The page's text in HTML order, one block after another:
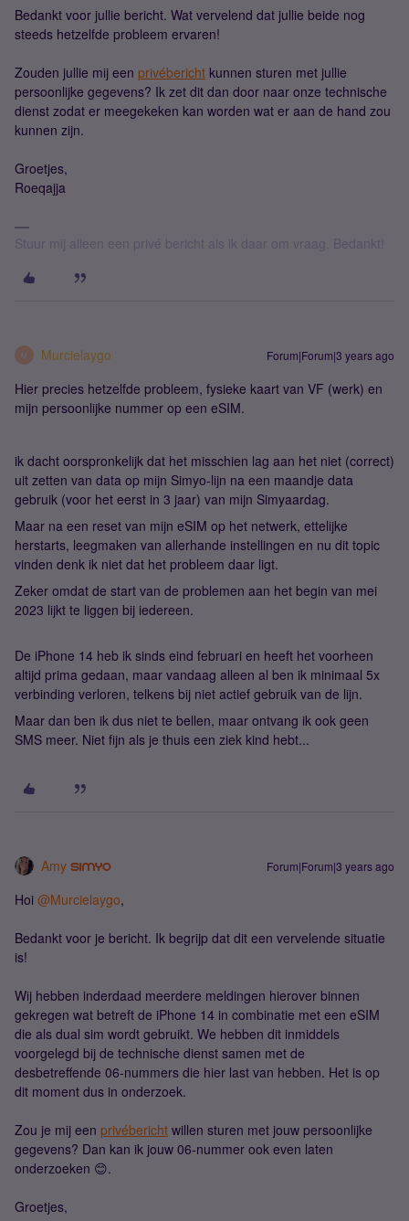
Bedankt voor jullie bericht. Wat vervelend dat jullie beide nog
steeds hetzelfde probleem ervaren!
Zouden jullie mij een privébericht kunnen sturen met jullie
persoonlijke gegevens? Ik zet dit dan door naar onze technische
dienst zodat er meegekeken kan worden wat er aan de hand zou
kunnen zijn.
Groetjes,
Roeqajja
Stuur mij alleen een privé bericht als ik daar om vraag. Bedankt!
M Murcielaygo Forum|Forum|3 years ago
Hier precies hetzelfde probleem, fysieke kaart van VF (werk) en
mijn persoonlijke nummer op een eSIM.
ik dacht oorspronkelijk dat het misschien lag aan het niet (correct)
uit zetten van data op mijn Simyo-lijn na een maandje data
gebruik (voor het eerst in 3 jaar) van mijn Simyaardag.
Maar na een reset van mijn eSIM op het netwerk, ettelijke
herstarts, leegmaken van allerhande instellingen en nu dit topic
vinden denk ik niet dat het probleem daar ligt.
Zeker omdat de start van de problemen aan het begin van mei
2023 lijkt te liggen bij iedereen.
De iPhone 14 heb ik sinds eind februari en heeft het voorheen
altijd prima gedaan, maar vandaag alleen al ben ik minimaal 5x
verbinding verloren, telkens bij niet actief gebruik van de lijn.
Maar dan ben ik dus niet te bellen, maar ontvang ik ook geen
SMS meer. Niet fijn als je thuis een ziek kind hebt...
Amy Forum|Forum|3 years ago
Hoi @Murcielaygo,
Bedankt voor je bericht. Ik begrijp dat dit een vervelende situatie
is!
Wij hebben inderdaad meerdere meldingen hierover binnen
gekregen wat betreft de iPhone 14 in combinatie met een eSIM
die als dual sim wordt gebruikt. We hebben dit inmiddels
voorgelegd bij de technische dienst samen met de
desbetreffende 06-nummers die hier last van hebben. Het is op
dit moment dus in onderzoek.
Zou je mij een privébericht willen sturen met jouw persoonlijke
gegevens? Dan kan ik jouw 06-nummer ook even laten
onderzoeken 😊.
Groetjes,